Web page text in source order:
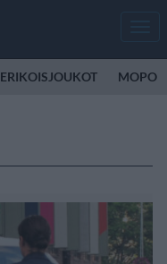
ERIKOISJOUKOT MOPO